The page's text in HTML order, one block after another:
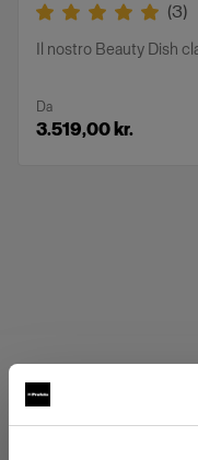
(3)
Il nostro Beauty Dish
Da
3.519,00 kr.
Griglie Profoto